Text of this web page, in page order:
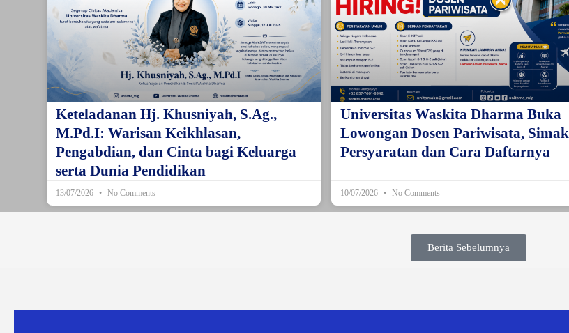
Keteladanan Hj. Khusniyah, S.Ag.,
M.Pd.I: Warisan Keikhlasan,
Pengabdian, dan Cinta bagi Keluarga
serta Dunia Pendidikan
13/07/2026 No Comments
Universitas Waskita Dharma Buka
Lowongan Dosen Pariwisata, Simak
Persyaratan dan Cara Daftarnya
10/07/2026 No Comments
Berita Sebelumnya